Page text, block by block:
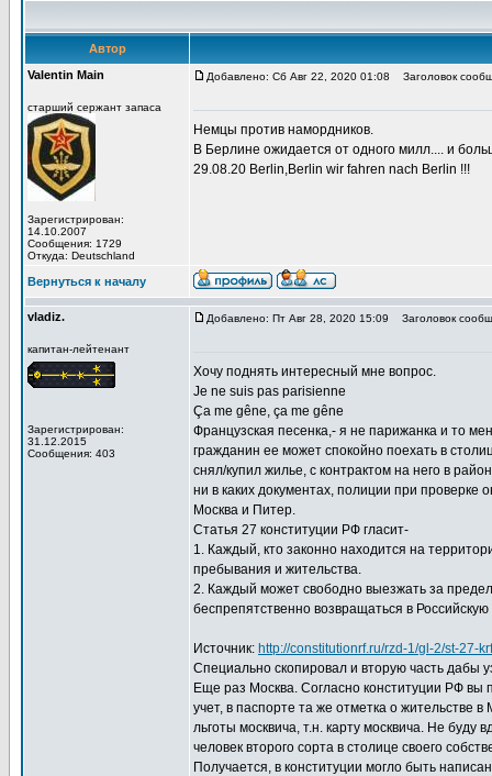
Автор
Valentin Main
старший сержант запаса
Зарегистрирован:
14.10.2007
Сообщения: 1729
Откуда: Deutschland
Добавлено: Сб Авг 22, 2020 01:08 Заголовок
Немцы против намордников.
В Берлине ожидается от одного милл.... и
29.08.20 Berlin,Berlin wir fahren nach Berlin !!!
Вернуться к началу
vladiz.
капитан-лейтенант
Зарегистрирован:
31.12.2015
Сообщения: 403
Добавлено: Пт Авг 28, 2020 15:09 Заголовок
Хочу поднять интересный мне вопрос.
Je ne suis pas parisienne
Ça me gêne, ça me gêne
Французская песенка,- я не парижанка и то
гражданин ее может спокойно поехать в
снял/купил жилье, с контрактом на него в
ни в каких документах, полиции при проверке
Москва и Питер.
Статья 27 конституции РФ гласит-
1. Каждый, кто законно находится на
пребывания и жительства.
2. Каждый может свободно выезжать за
беспрепятственно возвращаться в
Источник: http://constitutionrf.ru/rzd-1/gl-2/st-27-krf
Специально скопировал и вторую часть дабы
Еще раз Москва. Согласно конституции РФ вы
учет, в паспорте та же отметка о жительстве
льготы москвича, т.н. карту москвича. Не буду
человек второго сорта в столице своего
Получается, в конституции могло быть